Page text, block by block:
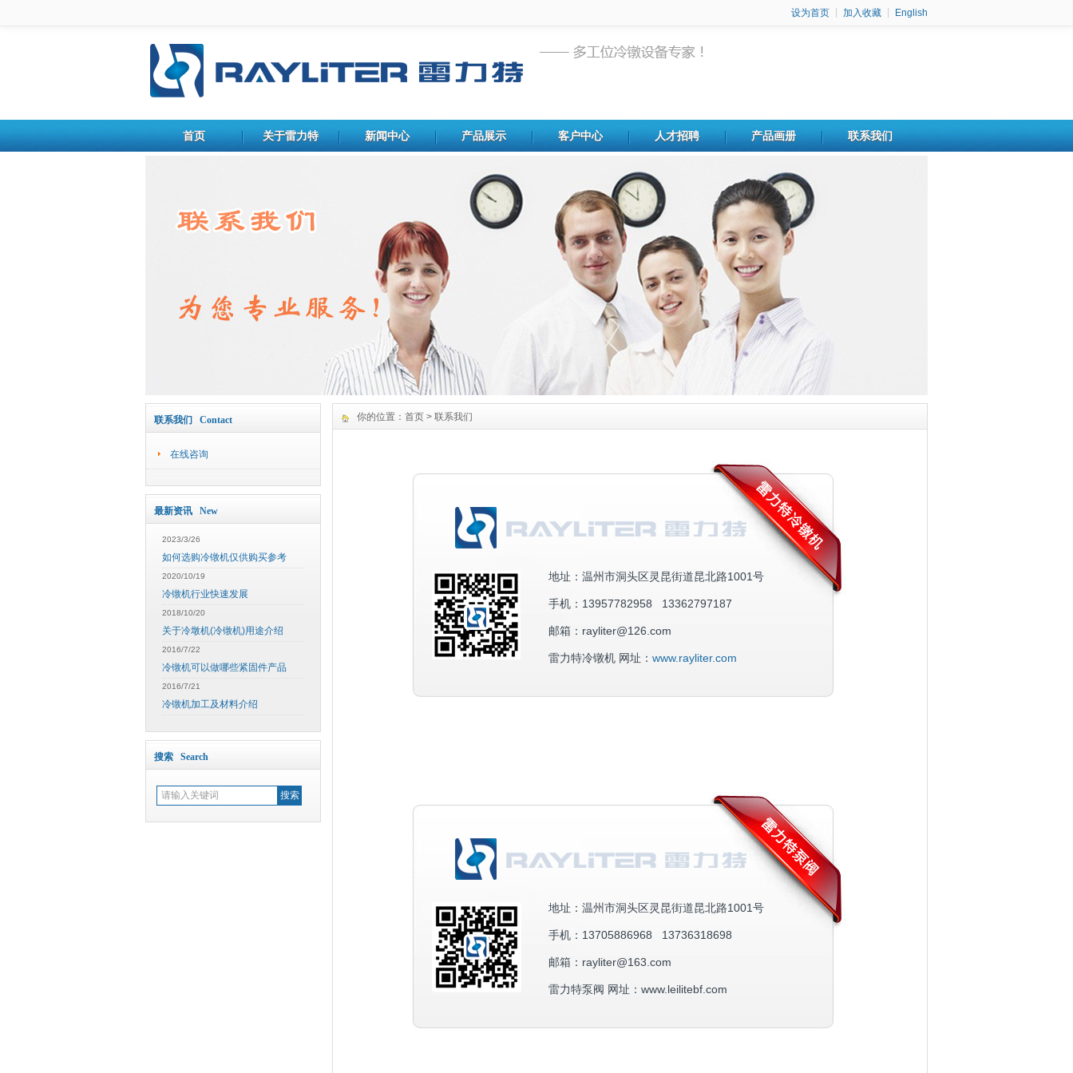
设为首页 加入收藏 English
首页 关于雷力特 新闻中心 产品展示 客户中心 人才招聘 产品画册 联系我们
联系我们 Contact
在线咨询
最新资讯 New
2023/3/26
如何选购冷镦机仅供购买参考
2020/10/19
冷镦机行业快速发展
2018/10/20
关于冷墩机(冷镦机)用途介绍
2016/7/22
冷镦机可以做哪些紧固件产品
2016/7/21
冷镦机加工及材料介绍
搜索 Search
你的位置： 首页 > 联系我们
地址：温州市洞头区灵昆街道昆北路1001号
手机：13957782958 13362797187
邮箱：rayliter@126.com
雷力特冷镦机 网址： www.rayliter.com
地址：温州市洞头区灵昆街道昆北路1001号
手机：13705886968 13736318698
邮箱：rayliter@163.com
雷力特泵阀 网址：www.leilitebf.com